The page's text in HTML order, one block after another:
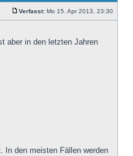
Verfasst: Mo 15. Apr 2013, 23:30
aber in den letzten Jahren
In den meisten Fällen werden